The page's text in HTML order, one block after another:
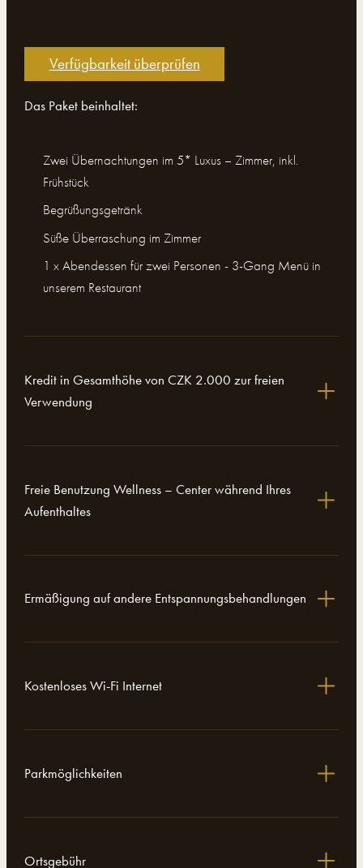
Verfügbarkeit überprüfen
Das Paket beinhaltet:
Zwei Übernachtungen im 5* Luxus – Zimmer, inkl.
Frühstück
Begrüßungsgetränk
Süße Überraschung im Zimmer
1 x Abendessen für zwei Personen - 3-Gang Menü in
unserem Restaurant
Kredit in Gesamthöhe von CZK 2.000 zur freien
Verwendung
Freie Benutzung Wellness – Center während Ihres
Aufenthaltes
Ermäßigung auf andere Entspannungsbehandlungen
Kostenloses Wi-Fi Internet
Parkmöglichkeiten
Ortsgebühr